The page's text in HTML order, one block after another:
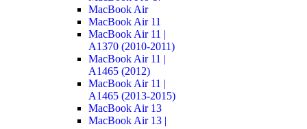
MacBook Air
MacBook Air 11
MacBook Air 11 |
A1370 (2010-2011)
MacBook Air 11 |
A1465 (2012)
MacBook Air 11 |
A1465 (2013-2015)
MacBook Air 13
MacBook Air 13 |